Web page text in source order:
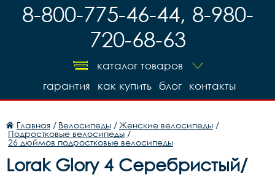
8-800-775-46-44, 8-980-
720-68-63
каталог товаров
контакты
блог
как купить
гарантия
Главная / Велосипеды / Женские велосипеды /
Подростковые велосипеды /
26 дюймов подростковые велосипеды
Lorak Glory 4 Серебристый/